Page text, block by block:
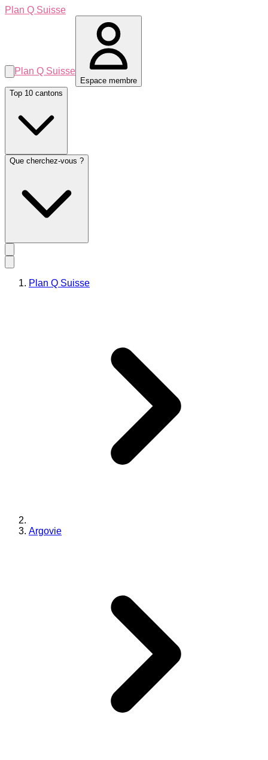
Plan Q Suisse
Plan Q Suisse
Espace membre
Top 10 cantons
Que cherchez-vous ?
Plan Q Suisse
Argovie